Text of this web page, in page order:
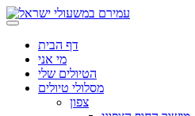
דף הבית
מי אני
הטיולים שלי
מסלולי טיולים
צפון